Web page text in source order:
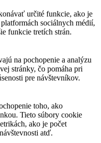
určité funkcie, ako je
sociálnych médií,
funkcie tretích strán.
na pochopenie a analýzu
stránky, čo pomáha pri
pre návštevníkov.
toho, ako
Tieto súbory cookie
ako je počet
atď.